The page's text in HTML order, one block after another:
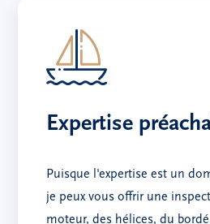
Expertise
Puisque l'expertise est un
je peux vous offrir une
moteur, des hélices, du